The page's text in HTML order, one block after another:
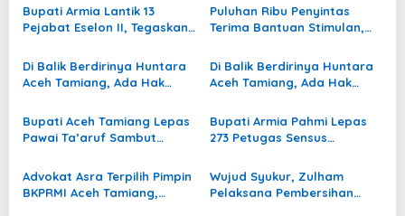
i
o
s
Bupati Armia Lantik 13
Pejabat Eselon II, Tegaskan
Pelayanan Publik yang Lebih
Baik
Puluhan Ribu Penyintas
Terima Bantuan Stimulan,
Aceh Tamiang
Di Balik Berdirinya Huntara
Aceh Tamiang, Ada Hak
Tertunda
Di Balik Berdirinya Huntara
Aceh Tamiang, Ada Hak
Tertunda
Bupati Aceh Tamiang Lepas
Pawai Ta’aruf Sambut
Hijriah
Bupati Armia Pahmi Lepas
273 Petugas Sensus
Ekonomi Aceh Tamiang
Advokat Asra Terpilih Pimpin
BKPRMI Aceh Tamiang,
Wujud Syukur, Zulham
Pelaksana Pembersihan